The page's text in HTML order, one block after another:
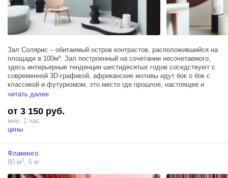
Зал Солярис – обитаемый остров контрастов, расположившийся на
площади в 100м². Зал построенный на сочетании несочетаемого,
здесь интерьерные тенденции шестидесятых годов соседствуют с
современной 3D-графикой, африканские мотивы идут бок о бок с
классикой и футуризмом, это место где прошлое, настоящее и
будущее ведут разговор о вечном.
Все элементы декора легко передвигаются для абсолютного
комфорта во время творческого процесса, а также зал располагает
тремя источниками Profoto D1 500, блэкаут шторами, гримерным
читать далее
от 3 150 руб.
мин. 1 час
цены
Фламинго
80 м2, 5 м